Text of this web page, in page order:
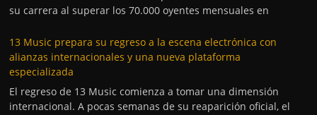
su carrera al superar los 70.000 oyentes mensuales en
13 Music prepara su regreso a la escena electrónica con
alianzas internacionales y una nueva plataforma
especializada
El regreso de 13 Music comienza a tomar una dimensión
internacional. A pocas semanas de su reaparición oficial, el